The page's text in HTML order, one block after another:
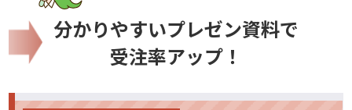
分かりやすいプレゼン資料で
受注率アップ！